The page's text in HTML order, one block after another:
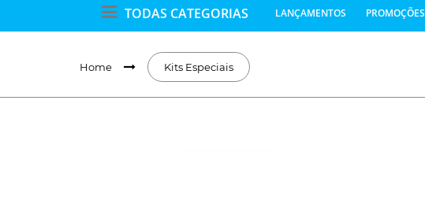
TODAS CATEGORIAS LANÇAMENTOS PROMOÇÕES
Home Kits Especiais